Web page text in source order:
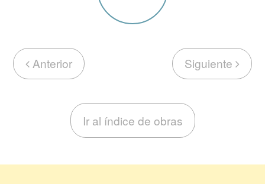
Anterior Siguiente
Ir al índice de obras